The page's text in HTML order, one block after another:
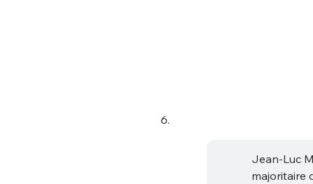
6.
Jean-Luc
majoritaire